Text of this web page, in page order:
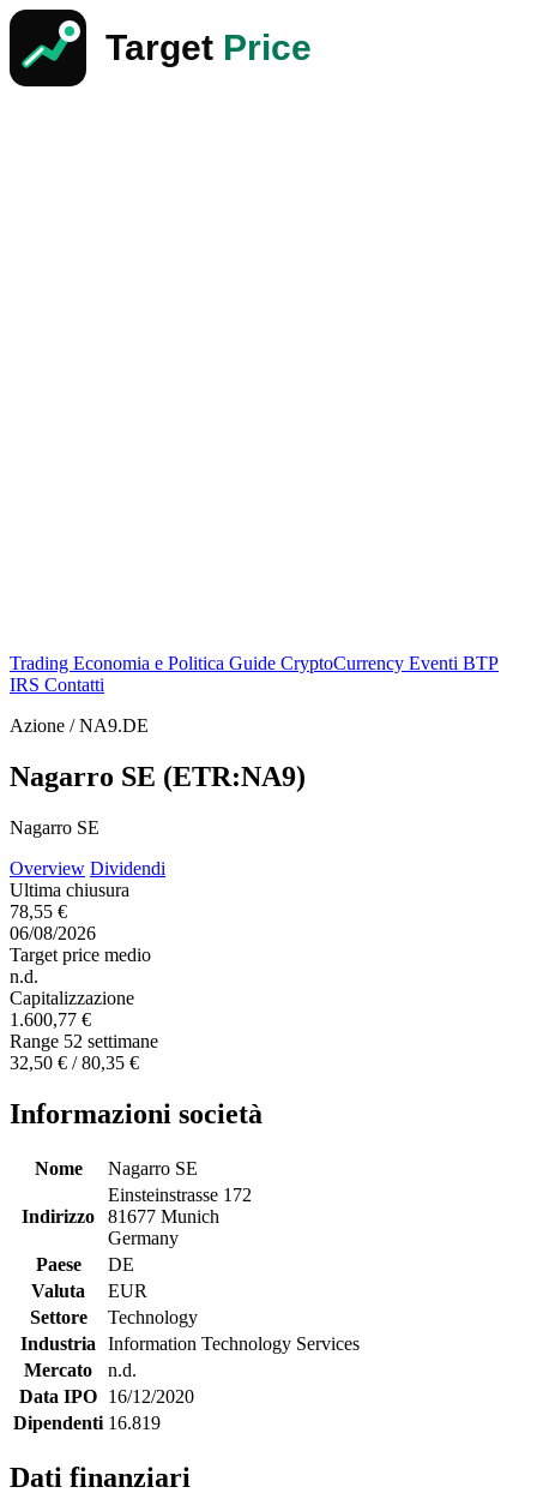
Trading Economia e Politica Guide CryptoCurrency Eventi BTP
IRS Contatti
Azione / NA9.DE
Nagarro SE (ETR:NA9)
Nagarro SE
Overview Dividendi
Ultima chiusura
78,55 €
06/08/2026
Target price medio
n.d.
Capitalizzazione
1.600,77 €
Range 52 settimane
32,50 € / 80,35 €
Informazioni società
Nome Nagarro SE
Indirizzo
Einsteinstrasse 172
81677 Munich
Germany
Paese
DE
Valuta
EUR
Settore
Technology
Industria
Information Technology Services
Mercato
n.d.
Data IPO 16/12/2020
Dipendenti 16.819
Dati finanziari